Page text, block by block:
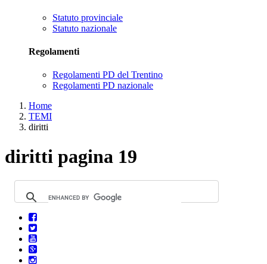
Statuto provinciale
Statuto nazionale
Regolamenti
Regolamenti PD del Trentino
Regolamenti PD nazionale
Home
TEMI
diritti
diritti pagina 19